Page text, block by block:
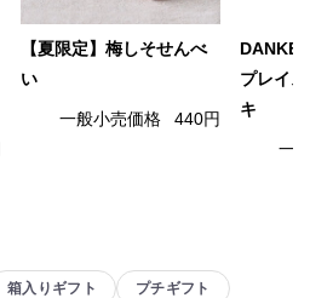
【夏限定】梅しそせんべ
い
一般小売価格 440円
DANKE
プレイ
キ
一
箱入りギフト プチギフト